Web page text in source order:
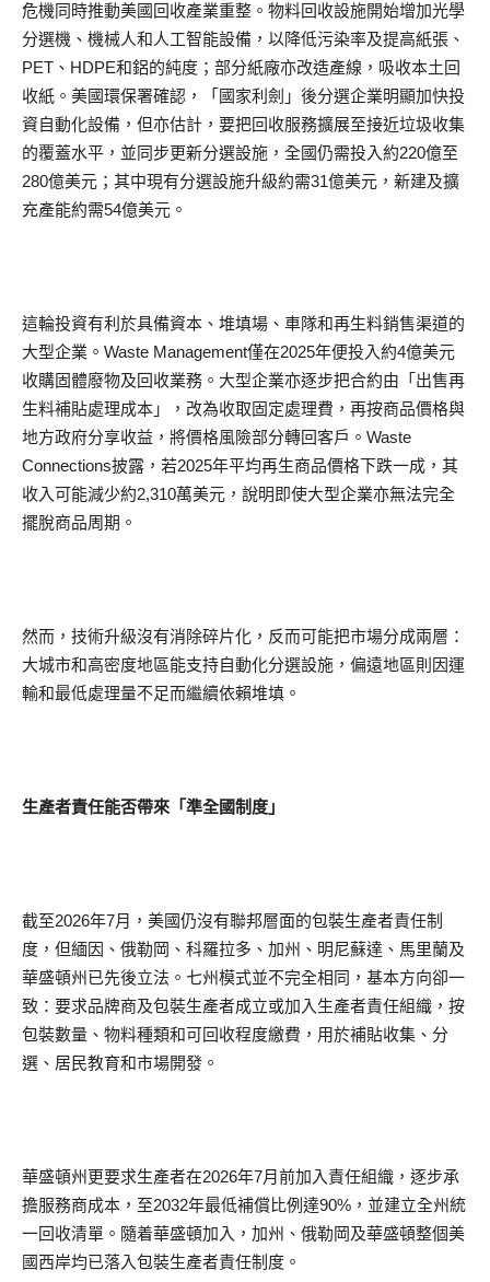
危機同時推動美國回收產業重整。物料回收設施開始增加光學
分選機、機械人和人工智能設備，以降低污染率及提高紙張、
PET、HDPE和鋁的純度；部分紙廠亦改造產線，吸收本土回
收紙。美國環保署確認，「國家利劍」後分選企業明顯加快投
資自動化設備，但亦估計，要把回收服務擴展至接近垃圾收集
的覆蓋水平，並同步更新分選設施，全國仍需投入約220億至
280億美元；其中現有分選設施升級約需31億美元，新建及擴
充產能約需54億美元。
這輪投資有利於具備資本、堆填場、車隊和再生料銷售渠道的
大型企業。Waste Management僅在2025年便投入約4億美元
收購固體廢物及回收業務。大型企業亦逐步把合約由「出售再
生料補貼處理成本」，改為收取固定處理費，再按商品價格與
地方政府分享收益，將價格風險部分轉回客戶。Waste
Connections披露，若2025年平均再生商品價格下跌一成，其
收入可能減少約2,310萬美元，說明即使大型企業亦無法完全
擺脫商品周期。
然而，技術升級沒有消除碎片化，反而可能把市場分成兩層：
大城市和高密度地區能支持自動化分選設施，偏遠地區則因運
輸和最低處理量不足而繼續依賴堆填。
生產者責任能否帶來「準全國制度」
截至2026年7月，美國仍沒有聯邦層面的包裝生產者責任制
度，但緬因、俄勒岡、科羅拉多、加州、明尼蘇達、馬里蘭及
華盛頓州已先後立法。七州模式並不完全相同，基本方向卻一
致：要求品牌商及包裝生產者成立或加入生產者責任組織，按
包裝數量、物料種類和可回收程度繳費，用於補貼收集、分
選、居民教育和市場開發。
華盛頓州更要求生產者在2026年7月前加入責任組織，逐步承
擔服務商成本，至2032年最低補償比例達90%，並建立全州統
一回收清單。隨着華盛頓加入，加州、俄勒岡及華盛頓整個美
國西岸均已落入包裝生產者責任制度。